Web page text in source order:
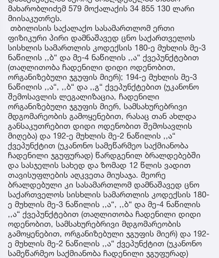
მახარობლიძემ 579 მოქალაქის 34 855 130 ლარი
მიისაკუთრეს.
თბილისის საქალაქო სასამართლომ ერთი
ფიზიკური პირი დამნაშავედ ცნო საქართველოს
სისხლის სამართლის კოდექსის 180-ე მუხლის მე-3
ნაწილის ,,ბ“ და მე-4 ნაწილის ,,ა“ ქვეპუნქტებით
(თაღლითობა ჩადენილი დიდი ოდენობით,
ორგანიზებული ჯგუფის მიერ); 194-ე მუხლის მე-3
ნაწილის ,,ა“, ,,ბ“ და ,,გ“ ქვეპუნქტებით (უკანონო
შემოსავლის ლეგალიზაცია, ჩადენილი
ორგანიზებული ჯგუფის მიერ, სამსახურებრივი
მდგომარეობის გამოყენებით, რასაც თან ახლდა
განსაკუთრებით დიდი ოდენობით შემოსავლის
მიღება) და 192-ე მუხლის მე-2 ნაწილის ,,ა“
ქვეპუნქტით (უკანონო სამეწარმეო საქმიანობა
ჩადენილი ჯგუფურად) წარდგენილ ბრალდებებში
და სასჯელის სახედ და ზომად 12 წლის ვადით
თავისუფლების აღკვეთა მიუსაჯა. მეორე
ბრალდებული კი სასამართლომ დამნაშავედ ცნო
საქართველოს სისხლის სამართლის კოდექსის 180-
ე მუხლის მე-3 ნაწილის ,,ა“, ,,ბ“ და მე-4 ნაწილის
,,ა“ ქვეპუნქტებით (თაღლითობა ჩადენილი დიდი
ოდენობით, სამსახურებრივი მდგომარეობის
გამოყენებით, ორგანიზებული ჯგუფის მიერ) და 192-
ე მუხლის მე-2 ნაწილის ,,ა“ ქვეპუნქტით (უკანონო
სამეწარმეო საქმიანობა ჩადენილი ჯგუფურად)